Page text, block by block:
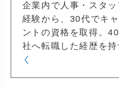
企業内で人事・スタ
経験から、30代でキ
ントの資格を取得。
社へ転職した経歴を
く